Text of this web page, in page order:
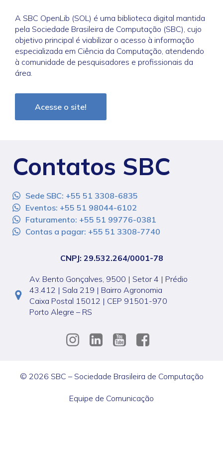
A SBC OpenLib (SOL) é uma biblioteca digital mantida
pela Sociedade Brasileira de Computação (SBC), cujo
objetivo principal é viabilizar o acesso à informação
especializada em Ciência da Computação, atendendo
à comunidade de pesquisadores e profissionais da
área.
Acesse o site!
Contatos SBC
Sede SBC: +55 51 3308-6835
Eventos: +55 51 98044-6102
Faturamento: +55 51 99776-0381
Contas a pagar: +55 51 3308-7740
CNPJ: 29.532.264/0001-78
Av. Bento Gonçalves, 9500 | Setor 4 | Prédio
43.412 | Sala 219 | Bairro Agronomia
Caixa Postal 15012 | CEP 91501-970
Porto Alegre – RS
© 2026 SBC – Sociedade Brasileira de Computação
Equipe de Comunicação